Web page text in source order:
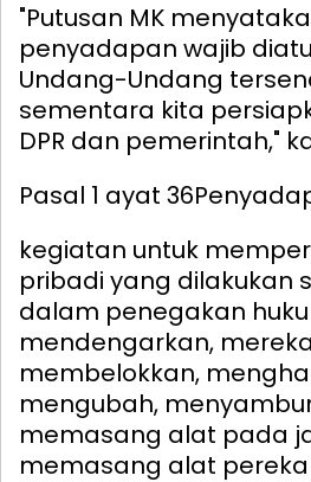
"Putusan MK
penyadapan wajib
Undang-Undang
sementara kita
DPR dan pemerintah,"
Pasal 1 ayat 36
kegiatan untuk
pribadi yang dilakukan
dalam penegakan
mendengarkan,
membelokkan,
mengubah,
memasang alat pada
memasang alat